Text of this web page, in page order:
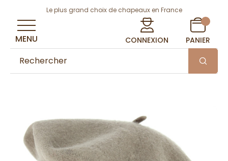
Le plus grand choix de chapeaux en France
CONNEXION PANIER
MENU